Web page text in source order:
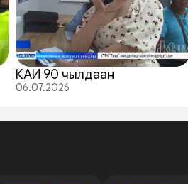
КАИ 90 чылдаан
06.07.2026